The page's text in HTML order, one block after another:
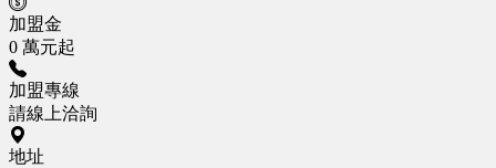
加盟金
0 萬元起
加盟專線
請線上洽詢
地址